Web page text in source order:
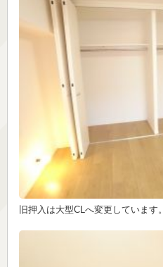
旧押入は大型CLへ変更しています。